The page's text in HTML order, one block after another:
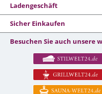
Ladengeschäft
Sicher Einkaufen
Besuchen Sie auch unsere